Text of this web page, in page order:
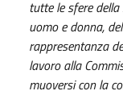
tutte le sfere
uomo e donna,
rappresentanza
lavoro alla
muoversi con la